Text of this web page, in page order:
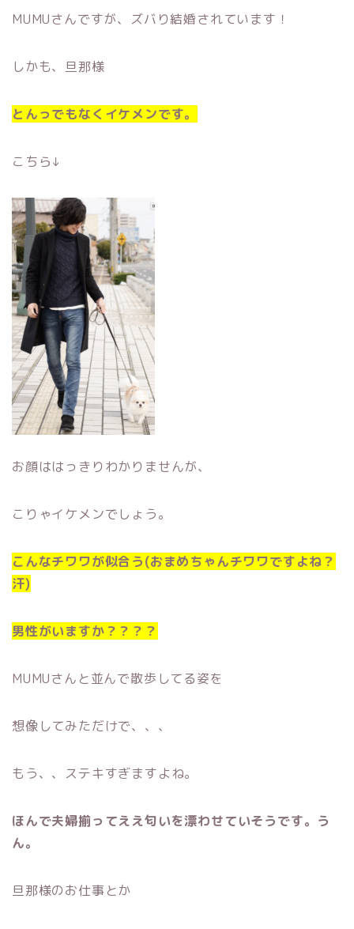
MUMUさんですが、ズバり結婚されています！
しかも、旦那様
とんっでもなく イケメンです。
こちら↓
お顔ははっきりわかりませんが、
こりゃイケメンでしょう。
こんなチワワが似合う(おまめちゃんチワワですよね？
汗)
男性がいますか？？？？
MUMUさんと並んで散歩してる姿を
想像してみただけで、、、
もう、、ステキすぎますよね。
ほんで夫婦揃ってええ匂いを漂わせていそうです。う
ん。
旦那様のお仕事とか